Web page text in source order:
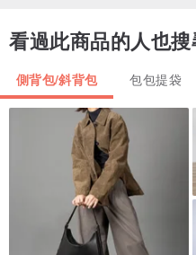
材料]
真皮，復古和服，真絲棺材
日本製造
30 x 30 x 33厘米
因為它全部由工匠手工製作，所
相同的東西。
看過此商品的人也搜
側背包/斜背包 包包提袋